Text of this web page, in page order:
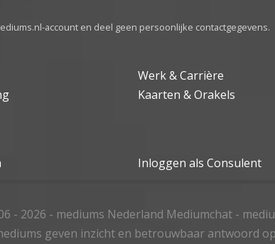
account en deel geen persoonlijke contactgegevens.
Werk & Carrière
Kaarten & Orakels
Inloggen als Consulent
- 2026 - mediums Nederland Mediumchat -
geven inzicht en betrouwbaar antwoord